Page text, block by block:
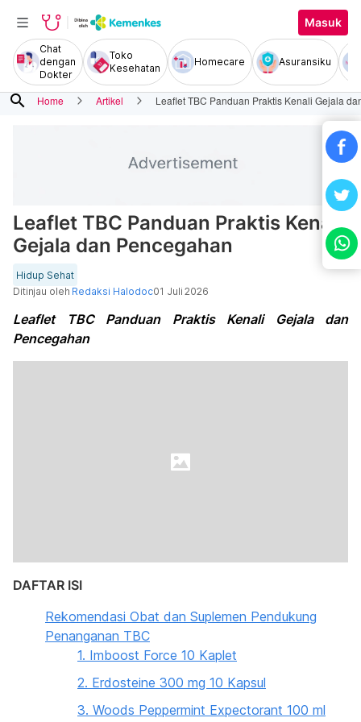
Masuk
Chat
dengan
Dokter
Toko
Kesehatan
Homecare Asuransiku
search Home Artikel Leaflet TBC Panduan Praktis Kenali Gejala
Leaflet TBC Panduan Praktis Kenali
Gejala dan Pencegahan
Hidup Sehat
Ditinjau oleh Redaksi Halodoc01 Juli 2026
Leaflet TBC Panduan Praktis Kenali Gejala dan
Pencegahan
DAFTAR ISI
Rekomendasi Obat dan Suplemen Pendukung
Penanganan TBC
1. Imboost Force 10 Kaplet
2. Erdosteine 300 mg 10 Kapsul
3. Woods Peppermint Expectorant 100 ml